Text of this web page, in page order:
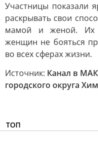
Участницы показали
раскрывать свои
мамой и женой. Их
женщин не бояться
во всех сферах жизни.
Источник: Канал в
городского округа
ТОП